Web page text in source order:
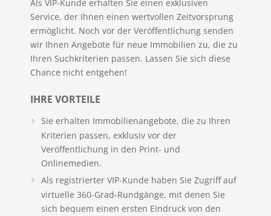
Als VIP-Kunde erhalten Sie einen exklusiven
Service, der Ihnen einen wertvollen Zeitvorsprung
ermöglicht. Noch vor der Veröffentlichung senden
wir Ihnen Angebote für neue Immobilien zu, die zu
Ihren Suchkriterien passen. Lassen Sie sich diese
Chance nicht entgehen!
IHRE VORTEILE
Sie erhalten Immobilienangebote, die zu Ihren
Kriterien passen, exklusiv vor der
Veröffentlichung in den Print- und
Onlinemedien.
Als registrierter VIP-Kunde haben Sie Zugriff auf
virtuelle 360-Grad-Rundgänge, mit denen Sie
sich bequem einen ersten Eindruck von den